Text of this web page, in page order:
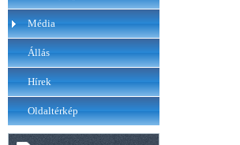
Média
Állás
Hírek
Oldaltérkép